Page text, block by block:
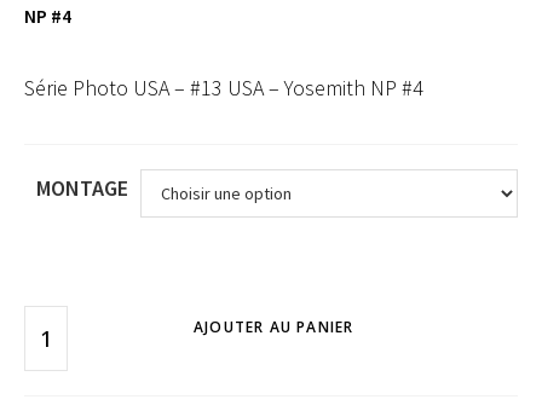
NP #4
Série Photo USA – #13 USA – Yosemith NP #4
MONTAGE
AJOUTER AU PANIER